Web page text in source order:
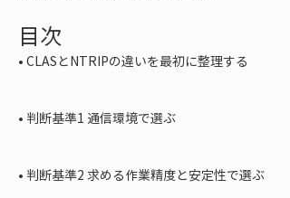
目次
• CLASとNTRIPの違いを最初に整理する
• 判断基準1 通信環境で選ぶ
• 判断基準2 求める作業精度と安定性で選ぶ